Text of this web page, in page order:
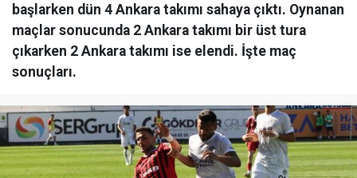
başlarken dün 4 Ankara takımı sahaya çıktı. Oynanan
maçlar sonucunda 2 Ankara takımı bir üst tura
çıkarken 2 Ankara takımı ise elendi. İşte maç
sonuçları.